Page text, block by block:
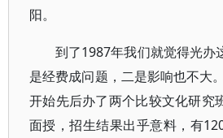
阳。
到了1987年我们就觉得光办
是经费成问题，二是影响也不大
开始先后办了两个比较文化研究
面授，招生结果出乎意料，有